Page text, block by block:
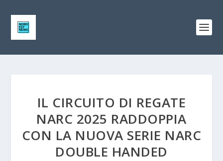
IL CIRCUITO DI REGATE
NARC 2025 RADDOPPIA
CON LA NUOVA SERIE NARC
DOUBLE HANDED